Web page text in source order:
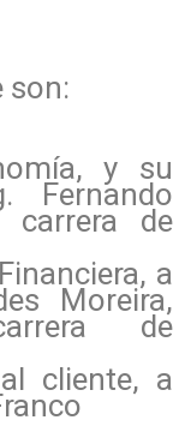
son:
y su
Fernando
carrera de
a
Moreira,
de
cliente, a